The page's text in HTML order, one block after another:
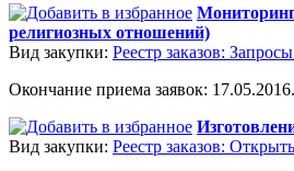
религиозных отношений)
Вид закупки: Реестр заказов:
Окончание приема заявок:
Вид закупки: Реестр заказов: